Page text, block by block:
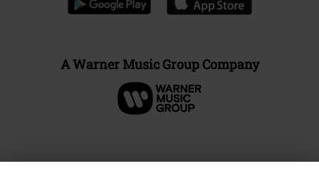
A Warner Music Group Company